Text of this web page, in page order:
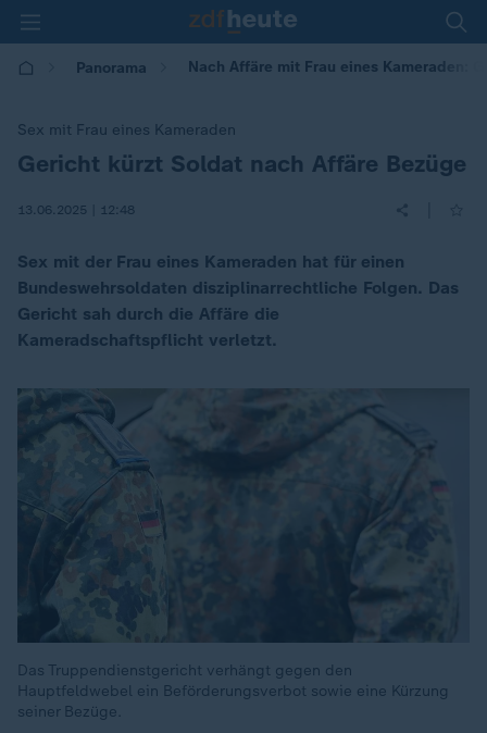
Panorama Nach Affäre mit Frau eines Kameraden:
Sex mit Frau eines Kameraden
:
Gericht kürzt Soldat nach Affäre Bezüge
13.06.2025 | 12:48
Sex mit der Frau eines Kameraden hat für einen
Bundeswehrsoldaten disziplinarrechtliche Folgen. Das
Gericht sah durch die Affäre die
Kameradschaftspflicht verletzt.
Das Truppendienstgericht verhängt gegen den
Hauptfeldwebel ein Beförderungsverbot sowie eine Kürzung
seiner Bezüge.